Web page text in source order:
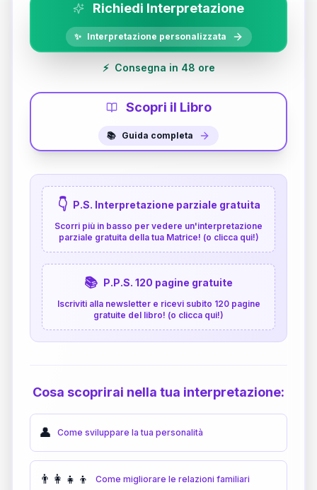
Richiedi Interpretazione
✨ Interpretazione personalizzata
⚡ Consegna in 48 ore
Scopri il Libro
📚 Guida completa
👇 P.S. Interpretazione parziale gratuita
Scorri più in basso per vedere un'interpretazione
parziale gratuita della tua Matrice! (o clicca qui!)
📚 P.P.S. 120 pagine gratuite
Iscriviti alla newsletter e ricevi subito 120 pagine
gratuite del libro! (o clicca qui!)
Cosa scoprirai nella tua interpretazione:
👤 Come sviluppare la tua personalità
👨‍👩‍👧‍👦 Come migliorare le relazioni familiari